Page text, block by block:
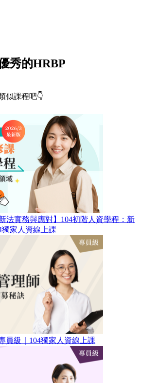
秀的HRBP
似課程吧👇
法實務與應對】104初階人資學程：新
家人資線上課
員級｜104獨家人資線上課